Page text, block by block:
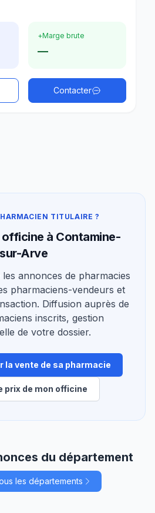
+Marge brute
—
Contacter
TITULAIRE ?
à Contamine-
sur-Arve
annonces de pharmacies
pharmaciens-vendeurs et
Diffusion auprès de
inscrits, gestion
de votre dossier.
la vente de sa pharmacie
prix de mon officine
du département
les départements